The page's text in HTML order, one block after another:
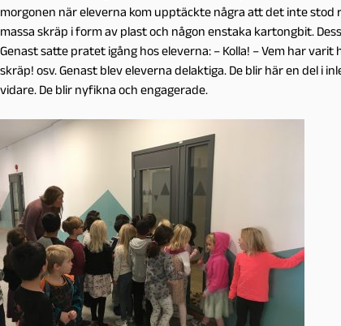
morgonen när eleverna kom upptäckte några att det inte
massa skräp i form av plast och någon enstaka kartongbit.
Genast satte pratet igång hos eleverna: – Kolla! – Vem har
skräp! osv. Genast blev eleverna delaktiga. De blir här en del i
vidare. De blir nyfikna och engagerade.